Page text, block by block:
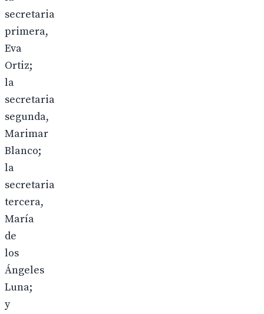
secretaria
primera,
Eva
Ortiz;
la
secretaria
segunda,
Marimar
Blanco;
la
secretaria
tercera,
María
de
los
Ángeles
Luna;
y